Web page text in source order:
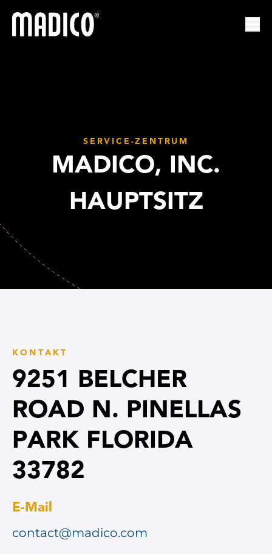
Madico
SERVICE-ZENTRUM
MADICO, INC.
HAUPTSITZ
KONTAKT
9251 BELCHER
ROAD N. PINELLAS
PARK FLORIDA
33782
E-Mail
contact@madico.com